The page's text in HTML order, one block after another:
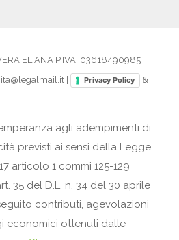
ELIANA P.IVA: 03618490985
|
Privacy Policy &
agli adempimenti di
previsti ai sensi della Legge
articolo 1 commi 125-129
35 del D.L. n. 34 del 30 aprile
contributi, agevolazioni
economici ottenuti dalle